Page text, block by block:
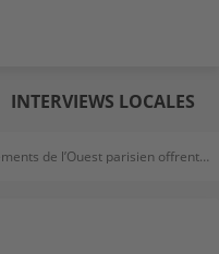
INTERVIEWS LOCALES
l’Ouest parisien offrent une belle rentabilité locative »